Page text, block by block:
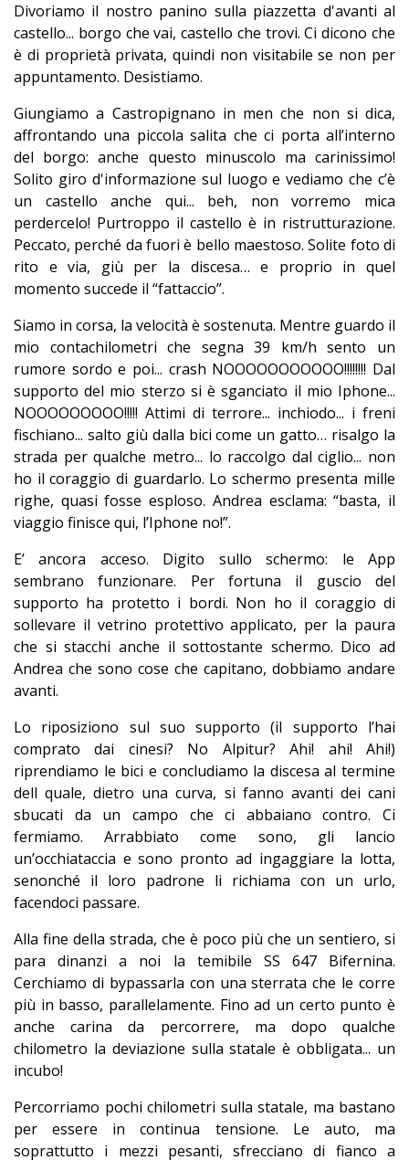
Divoriamo il nostro panino sulla piazzetta d'avanti al
castello... borgo che vai, castello che trovi. Ci dicono che
è di proprietà privata, quindi non visitabile se non per
appuntamento. Desistiamo.
Giungiamo a Castropignano in men che non si dica,
affrontando una piccola salita che ci porta all’interno
del borgo: anche questo minuscolo ma carinissimo!
Solito giro d'informazione sul luogo e vediamo che c’è
un castello anche qui... beh, non vorremo mica
perdercelo! Purtroppo il castello è in ristrutturazione.
Peccato, perché da fuori è bello maestoso. Solite foto di
rito e via, giù per la discesa… e proprio in quel
momento succede il “fattaccio”.
Siamo in corsa, la velocità è sostenuta. Mentre guardo il
mio contachilometri che segna 39 km/h sento un
rumore sordo e poi... crash NOOOOOOOOOOO!!!!!!!! Dal
supporto del mio sterzo si è sganciato il mio Iphone...
NOOOOOOOOO!!!!! Attimi di terrore... inchiodo... i freni
fischiano... salto giù dalla bici come un gatto… risalgo la
strada per qualche metro... lo raccolgo dal ciglio... non
ho il coraggio di guardarlo. Lo schermo presenta mille
righe, quasi fosse esploso. Andrea esclama: “basta, il
viaggio finisce qui, l’Iphone no!”.
E’ ancora acceso. Digito sullo schermo: le App
sembrano funzionare. Per fortuna il guscio del
supporto ha protetto i bordi. Non ho il coraggio di
sollevare il vetrino protettivo applicato, per la paura
che si stacchi anche il sottostante schermo. Dico ad
Andrea che sono cose che capitano, dobbiamo andare
avanti.
Lo riposiziono sul suo supporto (il supporto l’hai
comprato dai cinesi? No Alpitur? Ahi! ahi! Ahi!)
riprendiamo le bici e concludiamo la discesa al termine
dell quale, dietro una curva, si fanno avanti dei cani
sbucati da un campo che ci abbaiano contro. Ci
fermiamo. Arrabbiato come sono, gli lancio
un’occhiataccia e sono pronto ad ingaggiare la lotta,
senonché il loro padrone li richiama con un urlo,
facendoci passare.
Alla fine della strada, che è poco più che un sentiero, si
para dinanzi a noi la temibile SS 647 Bifernina.
Cerchiamo di bypassarla con una sterrata che le corre
più in basso, parallelamente. Fino ad un certo punto è
anche carina da percorrere, ma dopo qualche
chilometro la deviazione sulla statale è obbligata... un
incubo!
Percorriamo pochi chilometri sulla statale, ma bastano
per essere in continua tensione. Le auto, ma
soprattutto i mezzi pesanti, sfrecciano di fianco a